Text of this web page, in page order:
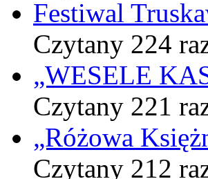
Festiwal
Czytany 224
„WESELE
Czytany 221
„Różowa
Czytany 212